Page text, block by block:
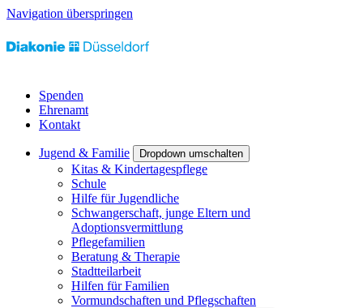
Navigation überspringen
Spenden
Ehrenamt
Kontakt
Jugend & Familie Dropdown umschalten
Kitas & Kindertagespflege
Schule
Hilfe für Jugendliche
Schwangerschaft, junge Eltern und
Adoptionsvermittlung
Pflegefamilien
Beratung & Therapie
Stadtteilarbeit
Hilfen für Familien
Vormundschaften und Pflegschaften